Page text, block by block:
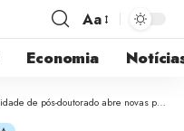
Aa
Economia
doutorado abre novas portas no campo das redes neurais aplicadas à indústria